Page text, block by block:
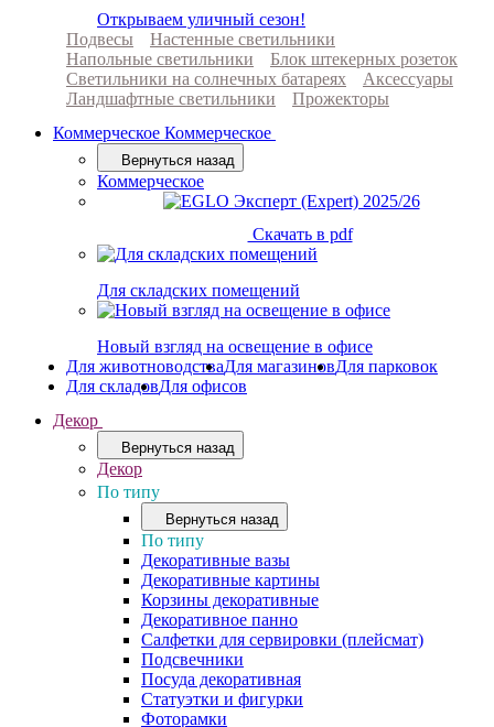
Открываем уличный сезон!
Подвесы
Настенные светильники
Напольные светильники
Блок штекерных розеток
Светильники на солнечных батареях
Аксессуары
Ландшафтные светильники
Прожекторы
Коммерческое Коммерческое
Вернуться назад
Коммерческое
Скачать в pdf
Для складских помещений
Новый взгляд на освещение в офисе
Для животноводстваДля магазиновДля парковок
Для складовДля офисов
Декор
Вернуться назад
Декор
По типу
Вернуться назад
По типу
Декоративные вазы
Декоративные картины
Корзины декоративные
Декоративное панно
Салфетки для сервировки (плейсмат)
Подсвечники
Посуда декоративная
Статуэтки и фигурки
Фоторамки